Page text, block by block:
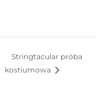
Stringtacular próba
kostiumowa